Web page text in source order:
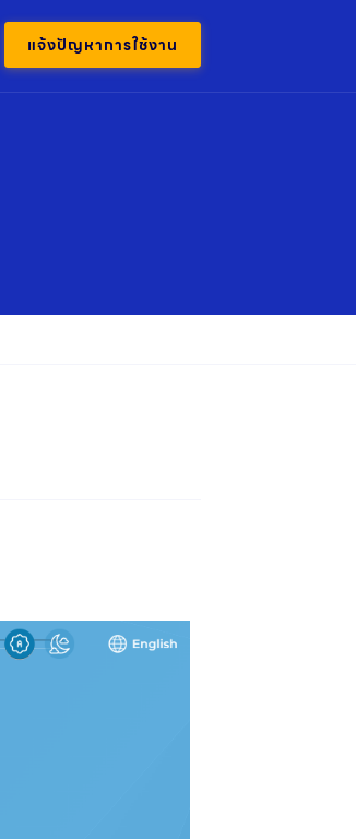
แจ้งปัญหาการใช้งาน